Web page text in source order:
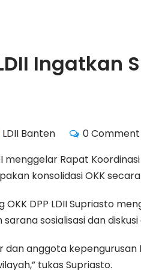
LDII Banten
0 Comment
menggelar Rapat
konsolidasi OKK
OKK DPP LDII Supriasto
sosialisasi dan
dan anggota
tukas Supriasto.